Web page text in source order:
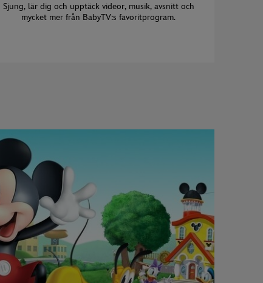
Sjung, lär dig och upptäck videor, musik, avsnitt och
mycket mer från BabyTV:s favoritprogram.